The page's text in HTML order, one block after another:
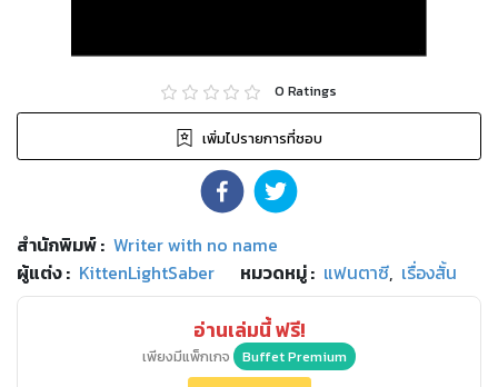
0 Ratings
เพิ่มไปรายการที่ชอบ
สำนักพิมพ์: Writer with no name
ผู้แต่ง : KittenLightSaber หมวดหมู่: แฟนตาซี, เรื่องสั้น
อ่านเล่มนี้ ฟรี!
เพียงมีแพ็กเกจ Buffet Premium